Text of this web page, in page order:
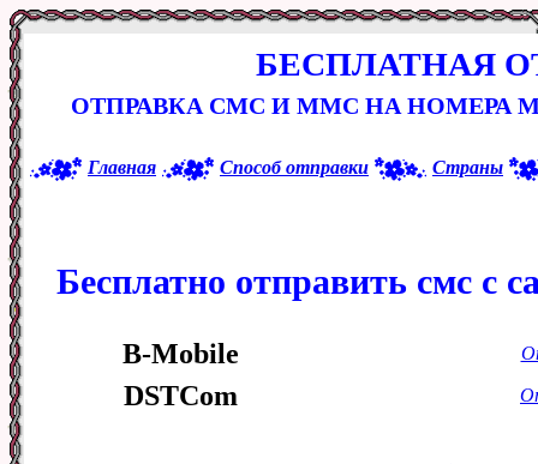
БЕСПЛАТНАЯ
ОТПРАВКА СМС И ММС НА НОМЕРА
Главная Способ отправки Страны
Бесплатно отправить смс с
B-Mobile
DSTCom